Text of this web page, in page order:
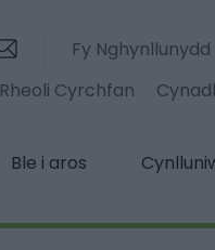
Fy Nghynllunydd
Rheoli Cyrchfan
Ble i aros